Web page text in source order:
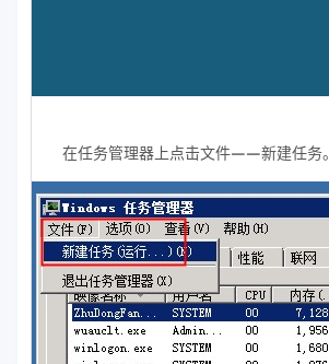
在任务管理器上点击文件——新建任务。